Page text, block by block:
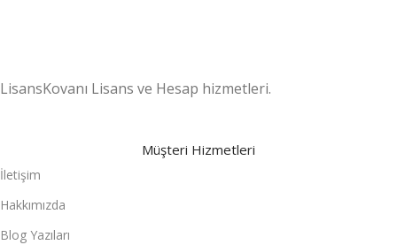
LisansKovanı Lisans ve Hesap hizmetleri.
Müşteri Hizmetleri
İletişim
Hakkımızda
Blog Yazıları